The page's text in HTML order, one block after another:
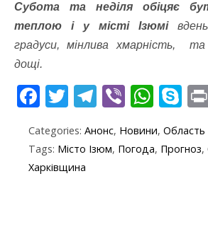
Субота та неділя обіцяє
теплою і у місті Ізюмівдень
градуси, мінлива хмарність, та
дощі.
F
e
b
T
itt
er
T
e
gr
Vi
er
W
at
s
S
y
Categories: Анонс, Новини, Область
Tags: Місто Ізюм, Погода, Прогноз,
Харківщина